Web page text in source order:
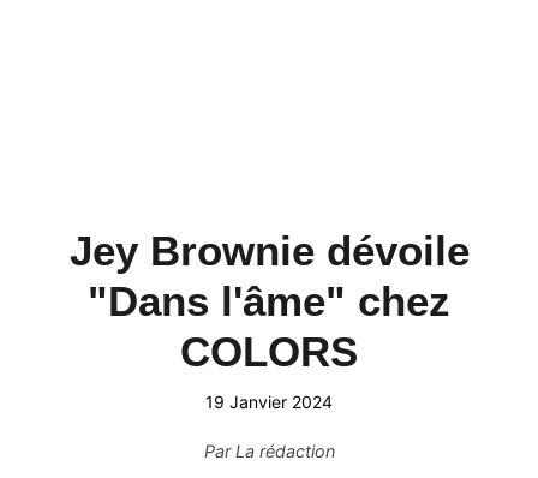
Jey Brownie dévoile
"Dans l'âme" chez
COLORS
19 Janvier 2024
ParLa rédaction